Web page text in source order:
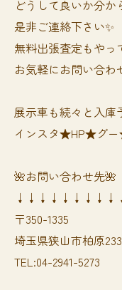
どうして良いか分か
是非ご連絡下さい✨
無料出張査定もやっ
お気軽にお問い合わ
展示車も続々と入庫
インスタ★HP★グー
🌺お問い合わせ先🌺
〒350-1335
埼玉県狭山市柏原
TEL:04-2941-5273